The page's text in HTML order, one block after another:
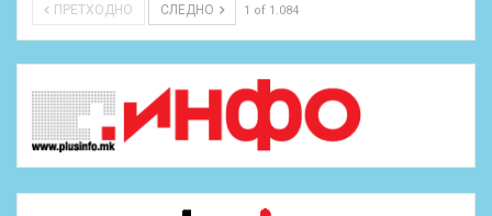
ПРЕТХОДНО СЛЕДНО 1 of 1.084